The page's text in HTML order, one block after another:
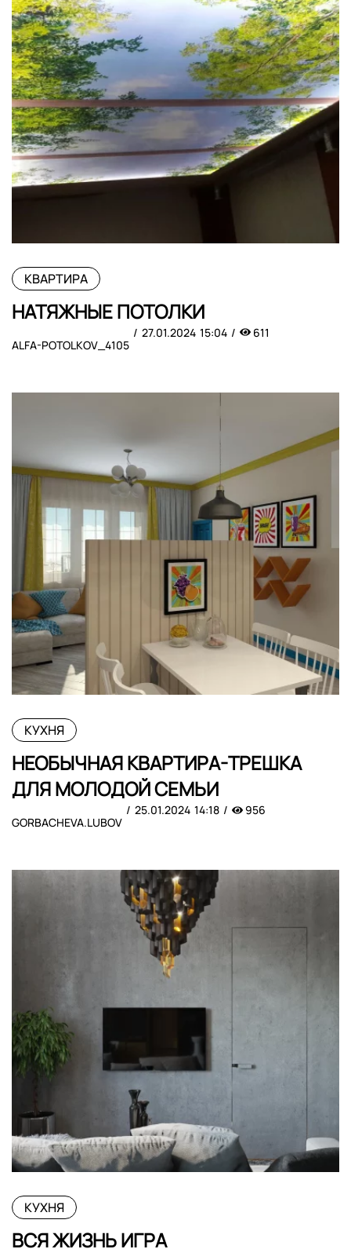
КВАРТИРА
НАТЯЖНЫЕ ПОТОЛКИ
ALFA-POTOLKOV_4105
27.01.2024 15:04 611
КУХНЯ
НЕОБЫЧНАЯ КВАРТИРА-ТРЕШКА
ДЛЯ МОЛОДОЙ СЕМЬИ
GORBACHEVA.LUBOV
25.01.2024 14:18 956
КУХНЯ
ВСЯ ЖИЗНЬ ИГРА